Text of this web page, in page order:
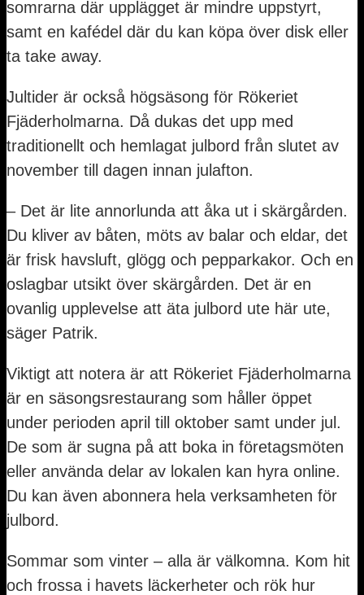
somrarna där upplägget är mindre uppstyrt,
samt en kafédel där du kan köpa över disk eller
ta take away.
Jultider är också högsäsong för Rökeriet
Fjäderholmarna. Då dukas det upp med
traditionellt och hemlagat julbord från slutet av
november till dagen innan julafton.
– Det är lite annorlunda att åka ut i skärgården.
Du kliver av båten, möts av balar och eldar, det
är frisk havsluft, glögg och pepparkakor. Och en
oslagbar utsikt över skärgården. Det är en
ovanlig upplevelse att äta julbord ute här ute,
säger Patrik.
Viktigt att notera är att Rökeriet Fjäderholmarna
är en säsongsrestaurang som håller öppet
under perioden april till oktober samt under jul.
De som är sugna på att boka in företagsmöten
eller använda delar av lokalen kan hyra online.
Du kan även abonnera hela verksamheten för
julbord.
Sommar som vinter – alla är välkomna. Kom hit
och frossa i havets läckerheter och rök hur